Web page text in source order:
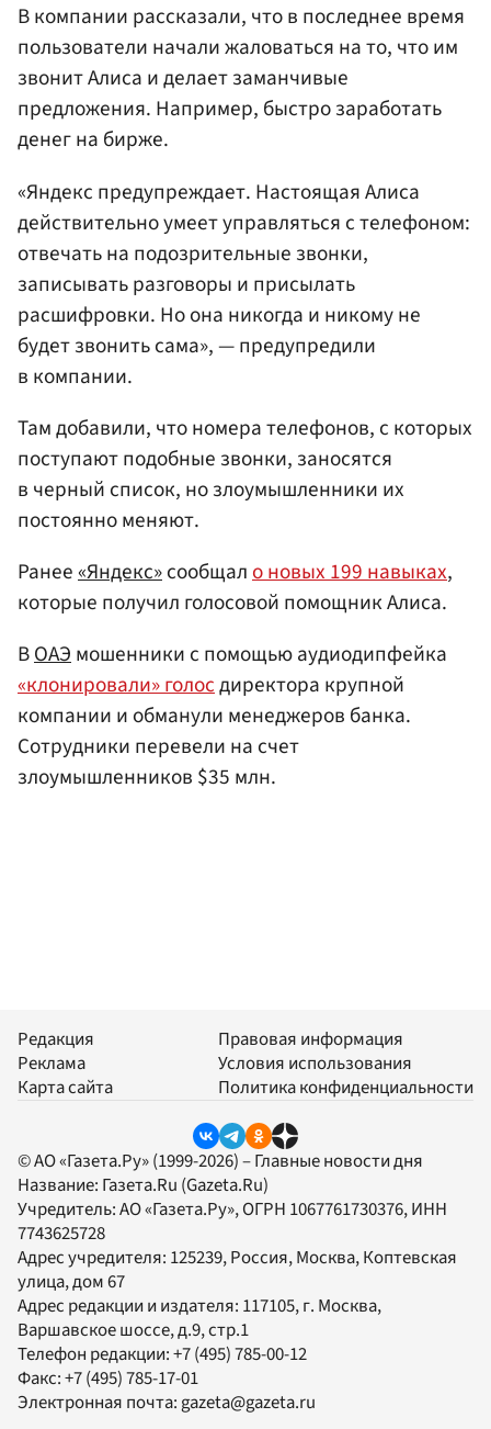
В компании рассказали, что в последнее время
пользователи начали жаловаться на то, что им
звонит Алиса и делает заманчивые
предложения. Например, быстро заработать
денег на бирже.
«Яндекс предупреждает. Настоящая Алиса
действительно умеет управляться с телефоном:
отвечать на подозрительные звонки,
записывать разговоры и присылать
расшифровки. Но она никогда и никому не
будет звонить сама», — предупредили
в компании.
Там добавили, что номера телефонов, с которых
поступают подобные звонки, заносятся
в черный список, но злоумышленники их
постоянно меняют.
Ранее«Яндекс»сообщало новых 199 навыках,
которые получил голосовой помощник Алиса.
ВОАЭмошенники с помощью аудиодипфейка
«клонировали» голосдиректора крупной
компании и обманули менеджеров банка.
Сотрудники перевели на счет
злоумышленников $35 млн.
Редакция
Реклама
Карта сайта
Правовая информация
Условия использования
Политика конфиденциальности
© АО «Газета.Ру» (1999-2026) – Главные новости дня
Название: Газета.Ru (Gazeta.Ru)
Учредитель:АО «Газета.Ру», ОГРН 1067761730376, ИНН
7743625728
Адрес учредителя: 125239, Россия, Москва, Коптевская
улица, дом 67
Адрес редакции и издателя: 117105, г. Москва,
Варшавское шоссе, д.9, стр.1
Телефон редакции:+7 (495) 785-00-12
Факс:+7 (495) 785-17-01
Электронная почта: gazeta@gazeta.ru